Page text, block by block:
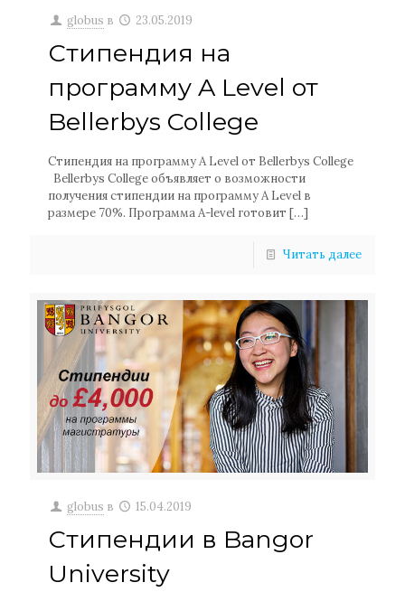
globus в 23.05.2019
Стипендия на
программу A Level от
Bellerbys College
Стипендия на программу A Level от Bellerbys College
Bellerbys College объявляет о возможности
получения стипендии на программу A Level в
размере 70%. Программа A-level готовит […]
Читать далее
globus в 15.04.2019
Стипендии в Bangor
University